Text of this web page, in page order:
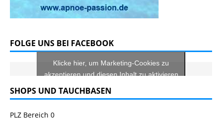
FOLGE UNS BEI FACEBOOK
Klicke hier, um Marketing-Cookies zu
akzeptieren und diesen Inhalt zu aktivieren
SHOPS UND TAUCHBASEN
PLZ Bereich 0